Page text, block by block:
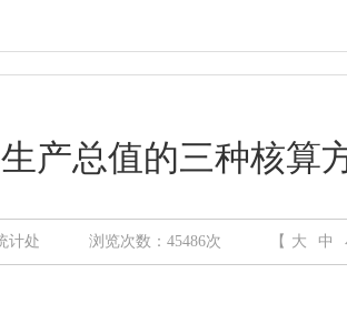
产总值的三种核算
计处 浏览次数： 45486次 【 大 中